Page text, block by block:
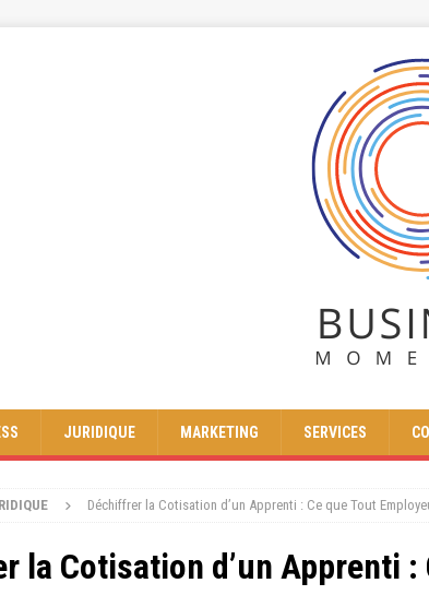
JURIDIQUE MARKETING SERVICES
Déchiffrer la Cotisation d’un Apprenti : Ce que Tout
la Cotisation d’un Apprenti